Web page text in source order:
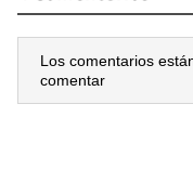
Los comentarios
comentar